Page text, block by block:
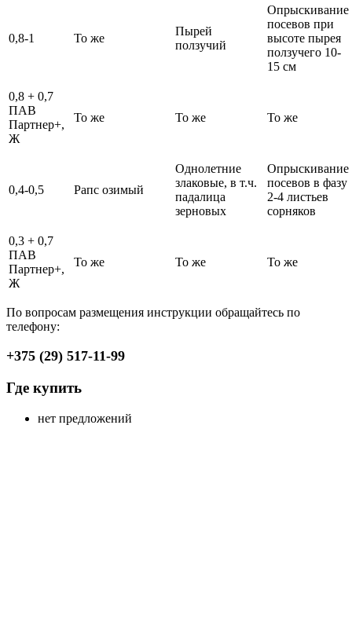
0,8-1 То же
Пырей
ползучий
Опрыскивание
посевов при
высоте пырея
ползучего 10-
15 см
0,8 + 0,7
ПАВ
Партнер+,
Ж
То же То же То же
0,4-0,5 Рапс озимый
Однолетние
злаковые, в т.ч.
падалица
зерновых
Опрыскивание
посевов в фазу
2-4 листьев
сорняков
0,3 + 0,7
ПАВ
Партнер+,
Ж
То же То же То же
По вопросам размещения инструкции обращайтесь по
телефону:
+375 (29) 517-11-99
Где купить
нет предложений